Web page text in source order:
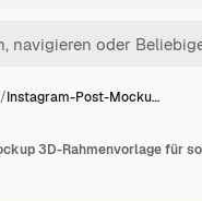
/Instagram-Post-Mocku…